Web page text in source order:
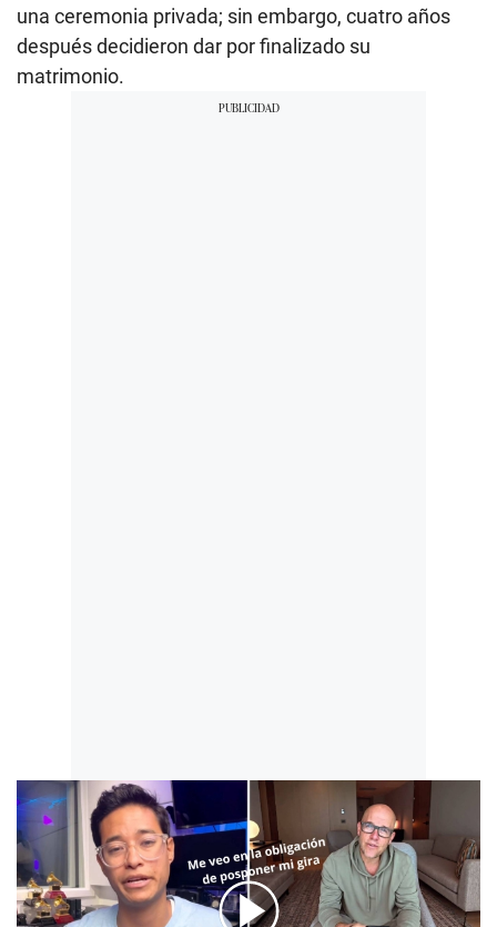
una ceremonia privada; sin embargo, cuatro años
después decidieron dar por finalizado su
matrimonio.